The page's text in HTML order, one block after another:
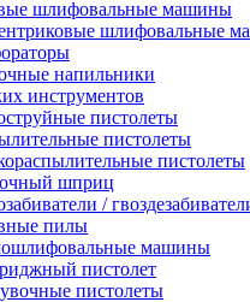
шлифовальные машины
шлифовальные
напильники
инструментов
пистолеты
пистолеты
пистолеты
шприц
/
пилы
машины
пистолет
пистолеты